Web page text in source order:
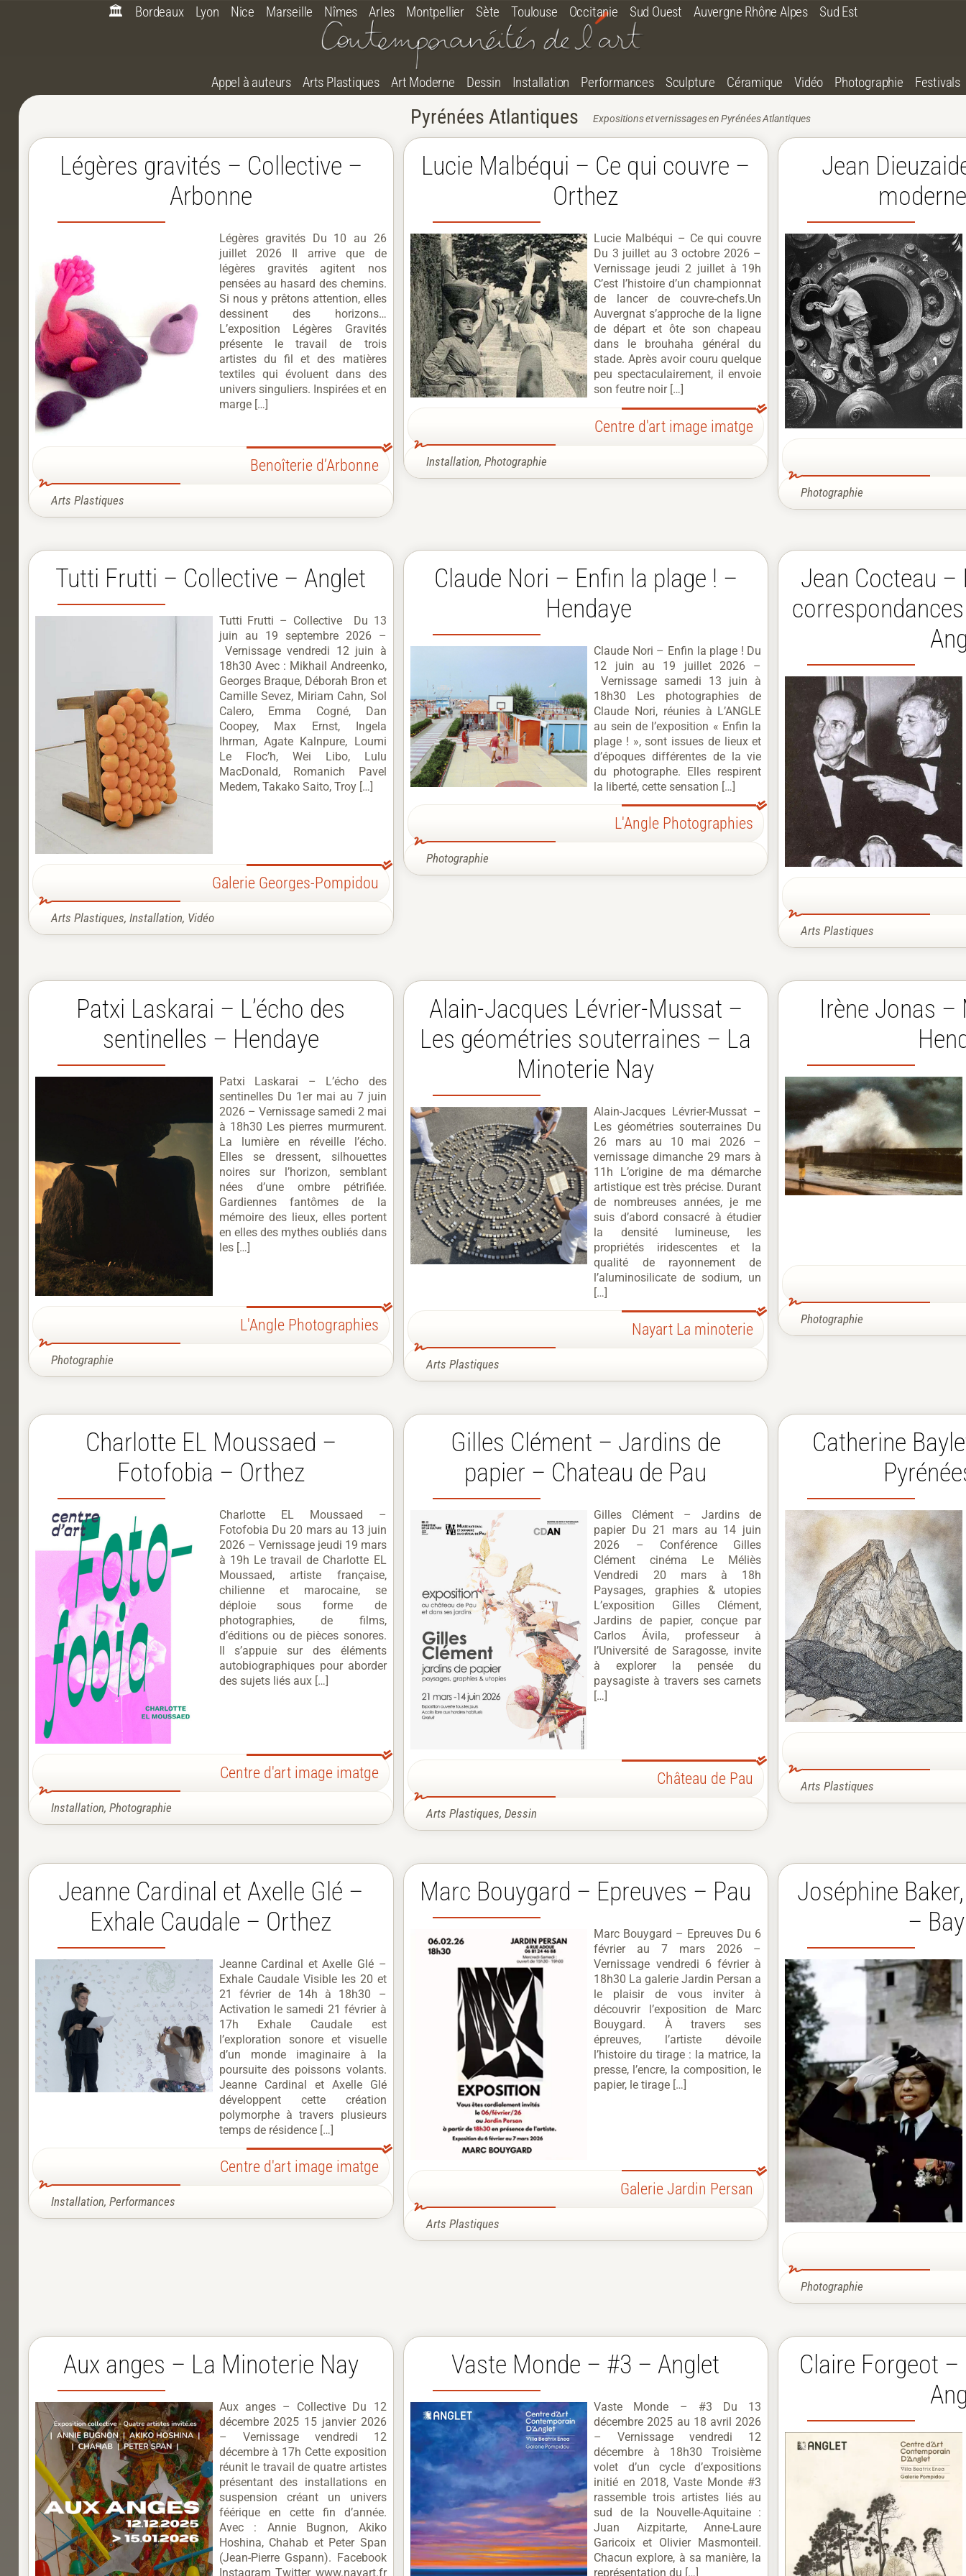
🏛️ Bordeaux Lyon Nice Marseille Nîmes Arles Montpellier Sète Toulouse Occitanie Sud Ouest Auvergne Rhône Alpes Sud Est
Appel à auteurs Arts Plastiques Art Moderne Dessin Installation Performances Sculpture Céramique Vidéo Photographie Festivals
Pyrénées Atlantiques Expositions et vernissages en Pyrénées Atlantiques
Légères gravités – Collective –
Arbonne
Légères gravités Du 10 au 26
juillet 2026 Il arrive que de
légères gravités agitent nos
pensées au hasard des chemins.
Si nous y prêtons attention, elles
dessinent des horizons…
L’exposition Légères Gravités
présente le travail de trois
artistes du fil et des matières
textiles qui évoluent dans des
univers singuliers. Inspirées et en
marge […]
Benoîterie d’Arbonne
Arts Plastiques
Lucie Malbéqui – Ce qui couvre –
Orthez
Lucie Malbéqui – Ce qui couvre
Du 3 juillet au 3 octobre 2026 –
Vernissage jeudi 2 juillet à 19h
C’est l’histoire d’un championnat
de lancer de couvre-chefs.Un
Auvergnat s’approche de la ligne
de départ et ôte son chapeau
dans le brouhaha général du
stade. Après avoir couru quelque
peu spectaculairement, il envoie
son feutre noir […]
Centre d'art image imatge
Installation, Photographie
Jean
Photographie
Tutti Frutti – Collective – Anglet
Tutti Frutti – Collective Du 13
juin au 19 septembre 2026 –
Vernissage vendredi 12 juin à
18h30 Avec : Mikhail Andreenko,
Georges Braque, Déborah Bron et
Camille Sevez, Miriam Cahn, Sol
Calero, Emma Cogné, Dan
Coopey, Max Ernst, Ingela
Ihrman, Agate Kalnpure, Loumi
Le Floc’h, Wei Libo, Lulu
MacDonald, Romanich Pavel
Medem, Takako Saito, Troy […]
Galerie Georges-Pompidou
Arts Plastiques, Installation, Vidéo
Claude Nori – Enfin la plage ! –
Hendaye
Claude Nori – Enfin la plage ! Du
12 juin au 19 juillet 2026 –
Vernissage samedi 13 juin à
18h30 Les photographies de
Claude Nori, réunies à L’ANGLE
au sein de l’exposition « Enfin la
plage ! », sont issues de lieux et
d’époques différentes de la vie
du photographe. Elles respirent
la liberté, cette sensation […]
L'Angle Photographies
Photographie
Jean Cocteau
Arts Plastiques
Patxi Laskarai – L’écho des
sentinelles – Hendaye
Patxi Laskarai – L’écho des
sentinelles Du 1er mai au 7 juin
2026 – Vernissage samedi 2 mai
à 18h30 Les pierres murmurent.
La lumière en réveille l’écho.
Elles se dressent, silhouettes
noires sur l’horizon, semblant
nées d’une ombre pétrifiée.
Gardiennes fantômes de la
mémoire des lieux, elles portent
en elles des mythes oubliés dans
les […]
L'Angle Photographies
Photographie
Alain-Jacques Lévrier-Mussat –
Les géométries souterraines – La
Minoterie Nay
Alain-Jacques Lévrier-Mussat –
Les géométries souterraines Du
26 mars au 10 mai 2026 –
vernissage dimanche 29 mars à
11h L’origine de ma démarche
artistique est très précise. Durant
de nombreuses années, je me
suis d’abord consacré à étudier
la densité lumineuse, les
propriétés iridescentes et la
qualité de rayonnement de
l’aluminosilicate de sodium, un
[…]
Nayart La minoterie
Arts Plastiques
Irène Jonas –
Photographie
Charlotte EL Moussaed –
Fotofobia – Orthez
Charlotte EL Moussaed –
Fotofobia Du 20 mars au 13 juin
2026 – Vernissage jeudi 19 mars
à 19h Le travail de Charlotte EL
Moussaed, artiste française,
chilienne et marocaine, se
déploie sous forme de
photographies, de films,
d’éditions ou de pièces sonores.
Il s’appuie sur des éléments
autobiographiques pour aborder
des sujets liés aux […]
Centre d'art image imatge
Installation, Photographie
Gilles Clément – Jardins de
papier – Chateau de Pau
Gilles Clément – Jardins de
papier Du 21 mars au 14 juin
2026 – Conférence Gilles
Clément cinéma Le Méliès
Vendredi 20 mars à 18h
Paysages, graphies & utopies
L’exposition Gilles Clément,
Jardins de papier, conçue par
Carlos Ávila, professeur à
l’Université de Saragosse, invite
à explorer la pensée du
paysagiste à travers ses carnets
[…]
Château de Pau
Arts Plastiques, Dessin
Catherine
Arts Plastiques
Jeanne Cardinal et Axelle Glé –
Exhale Caudale – Orthez
Jeanne Cardinal et Axelle Glé –
Exhale Caudale Visible les 20 et
21 février de 14h à 18h30 –
Activation le samedi 21 février à
17h Exhale Caudale est
l’exploration sonore et visuelle
d’un monde imaginaire à la
poursuite des poissons volants.
Jeanne Cardinal et Axelle Glé
développent cette création
polymorphe à travers plusieurs
temps de résidence […]
Centre d'art image imatge
Installation, Performances
Marc Bouygard – Epreuves – Pau
Marc Bouygard – Epreuves Du 6
février au 7 mars 2026 –
Vernissage vendredi 6 février à
18h30 La galerie Jardin Persan a
le plaisir de vous inviter à
découvrir l’exposition de Marc
Bouygard. À travers ses
épreuves, l’artiste dévoile
l’histoire du tirage : la matrice, la
presse, l’encre, la composition, le
papier, le tirage […]
Galerie Jardin Persan
Arts Plastiques
Joséphine
–
Photographie
Aux anges – La Minoterie Nay
Aux anges – Collective Du 12
décembre 2025 15 janvier 2026
– Vernissage vendredi 12
décembre à 17h Cette exposition
réunit le travail de quatre artistes
présentant des installations en
suspension créant un univers
féérique en cette fin d’année.
Avec : Annie Bugnon, Akiko
Hoshina, Chahab et Peter Span
(Jean-Pierre Gspann). Facebook
Instagram Twitter www.nayart.fr
Vaste Monde – #3 – Anglet
Vaste Monde – #3 Du 13
décembre 2025 au 18 avril 2026
– Vernissage vendredi 12
décembre à 18h30 Troisième
volet d’un cycle d’expositions
initié en 2018, Vaste Monde #3
rassemble trois artistes liés au
sud de la Nouvelle-Aquitaine :
Juan Aizpitarte, Anne-Laure
Garicoix et Olivier Masmonteil.
Chacun explore, à sa manière, la
représentation du […]
Claire Forgeot